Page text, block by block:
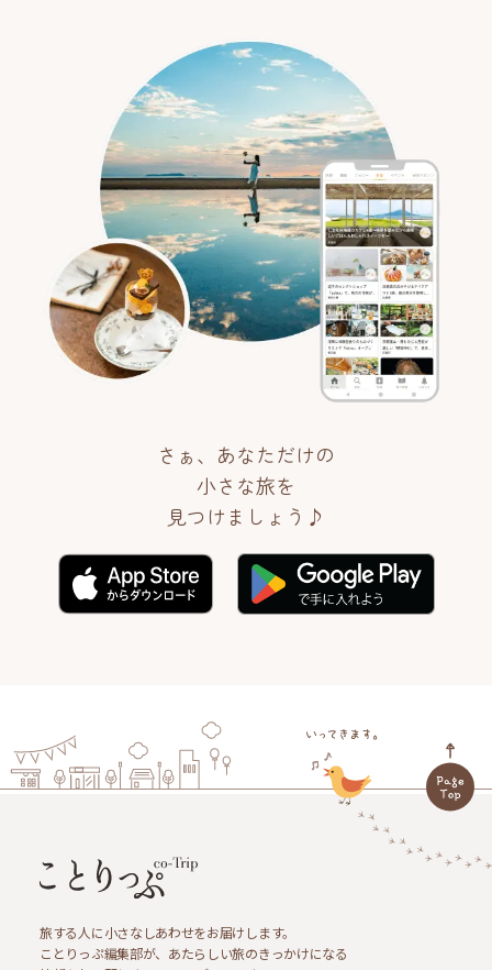
さぁ、あなただけの
小さな旅を
見つけましょう♪
旅する人に小さなしあわせをお届けします。
ことりっぷ編集部が、あたらしい旅のきっかけになる